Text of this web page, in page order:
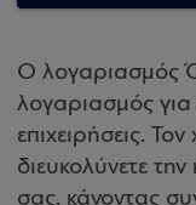
Ο λογαριασμός
λογαριασμός για
επιχειρήσεις.
διευκολύνετε
σας, κάνοντας